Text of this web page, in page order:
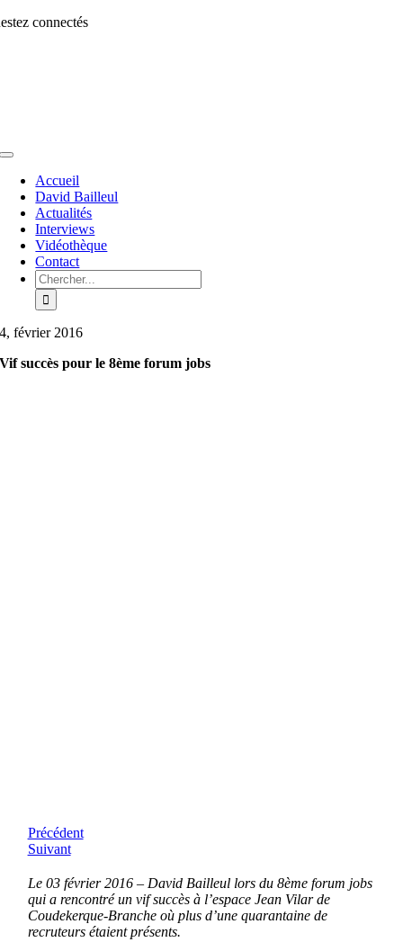
Allerconnectés
Toggle
NavigationAccueil
David Bailleul
Actualités
Interviews
Vidéothèque
Contact
Rechercher:
4, février 2016
Vif succès pour le 8ème forum jobs
Précédent
Suivant
Le 03 février 2016 – David Bailleul lors du 8ème forum jobs
qui a rencontré un vif succès à l’espace Jean Vilar de
Coudekerque-Branche où plus d’une quarantaine de
recruteurs étaient présents.